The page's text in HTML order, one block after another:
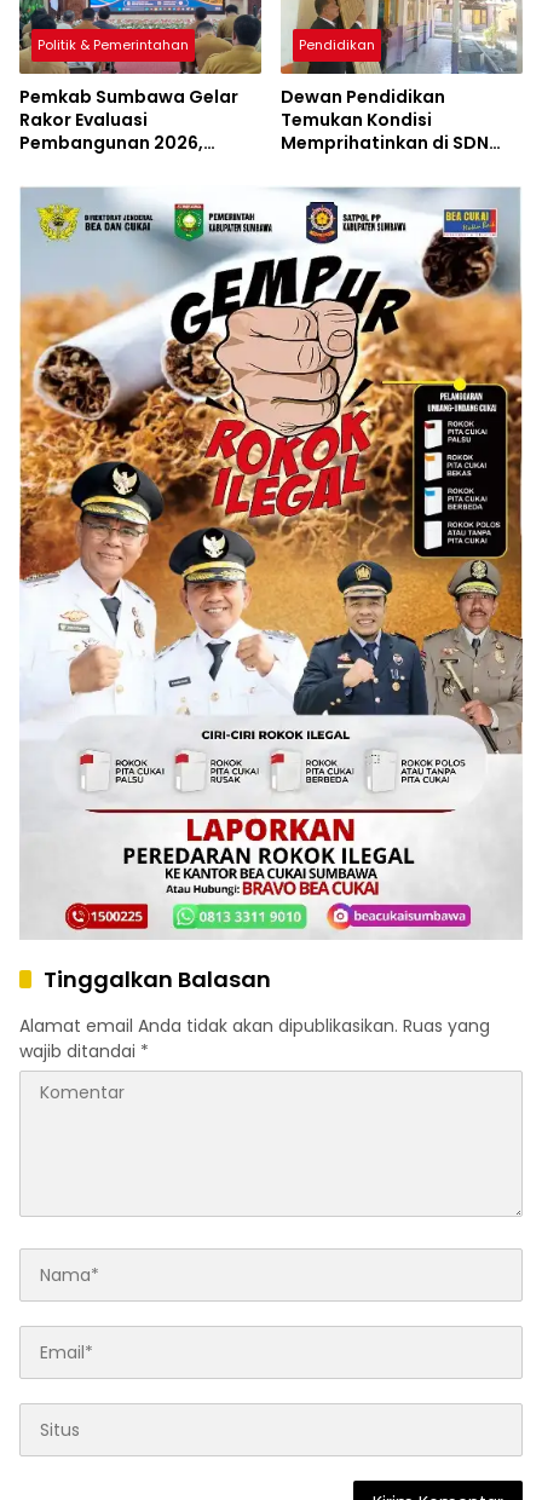
Politik & Pemerintahan
Pemkab Sumbawa Gelar
Rakor Evaluasi
Pembangunan 2026,
Perubahan Resmi
Diluncurkan
Pendidikan
Dewan Pendidikan
Temukan Kondisi
Memprihatinkan di SDN
hingga Meja-Kursi Tak
Memadai
Tinggalkan Balasan
Alamat email Anda tidak akan dipublikasikan. Ruas yang
wajib ditandai *